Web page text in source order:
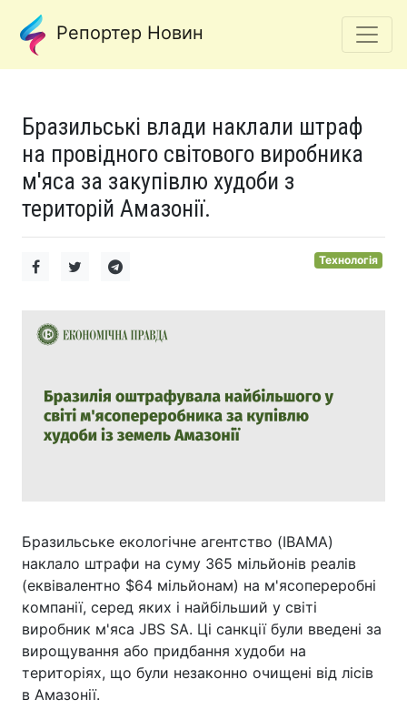
Репортер Новин
Бразильські влади наклали штраф
на провідного світового виробника
м'яса за закупівлю худоби з
територій Амазонії.
Технологія
Бразильське екологічне агентство (IBAMA)
наклало штрафи на суму 365 мільйонів реалів
(еквівалентно $64 мільйонам) на м'ясопереробні
компанії, серед яких і найбільший у світі
виробник м'яса JBS SA. Ці санкції були введені за
вирощування або придбання худоби на
територіях, що були незаконно очищені від лісів
в Амазонії.